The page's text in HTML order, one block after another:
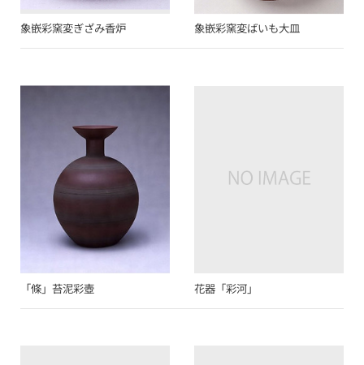
象嵌彩窯変ぎざみ香炉 象嵌彩窯変ばいも大皿
「條」苔泥彩壺 花器「彩河」